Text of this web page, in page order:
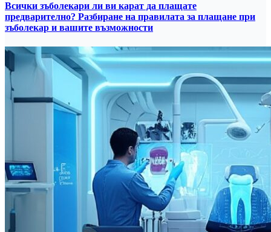
Всички зъболекари ли ви карат да плащате
предварително? Разбиране на правилата за плащане при
зъболекар и вашите възможности